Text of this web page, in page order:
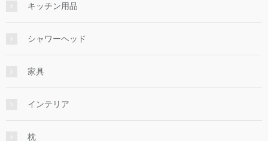
キッチン用品
シャワーヘッド
家具
インテリア
枕